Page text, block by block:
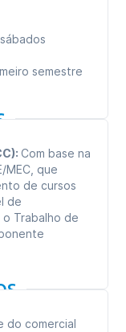
semestre
Com base na
MEC, que
de cursos
de
Trabalho de
do comercial